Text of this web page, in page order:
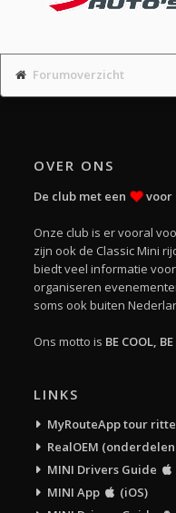
Forumoverzicht
OVER ONS
De club met een voor
Onze club is er vooral
zijn ook de Classic Mini
biedt veel informatie
organiseren
soms ook buiten
Ons motto is BE COOL,
LINKS
MyRouteApp tour
RealOEM
MINI Drivers Guide
MINI App
(iOS)